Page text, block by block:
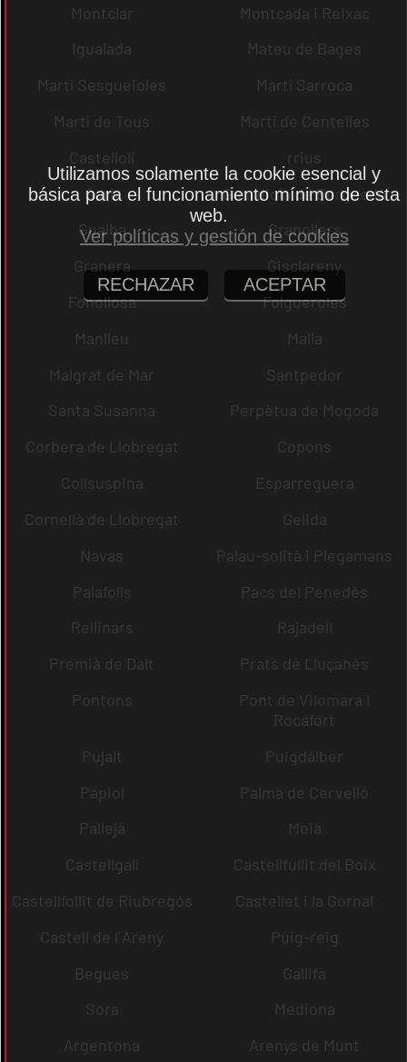
Montclar
Montcada i Reixac
Igualada
Mateu de Bages
Martí Sesgueioles
Martí Sarroca
Martí de Tous
Martí de Centelles
Castellolí
rrius
Gurb
Guardiola de Berguedà
Gualba
Granollers
Granera
Gisclareny
Fonollosa
Folgueroles
Manlleu
Malla
Malgrat de Mar
Santpedor
Santa Susanna
Perpètua de Mogoda
Corbera de Llobregat
Copons
Collsuspina
Esparreguera
Cornellà de Llobregat
Gelida
Navas
Palau-solità i Plegamans
Palafolls
Pacs del Penedès
Rellinars
Rajadell
Premià de Dalt
Prats de Lluçanès
Pontons
Pont de Vilomara i
Rocafort
Pujalt
Puigdàlber
Papiol
Palma de Cervelló
Pallejà
Moià
Castellgalí
Castellfullit del Boix
Castellfollit de Riubregós
Castellet i la Gornal
Castell de l´Areny
Puig-reig
Begues
Gallifa
Sora
Mediona
Argentona
Arenys de Munt
Utilizamos solamente la cookie esencial y
básica para el funcionamiento mínimo de esta
web.
Ver políticas y gestión de cookies
RECHAZAR ACEPTAR